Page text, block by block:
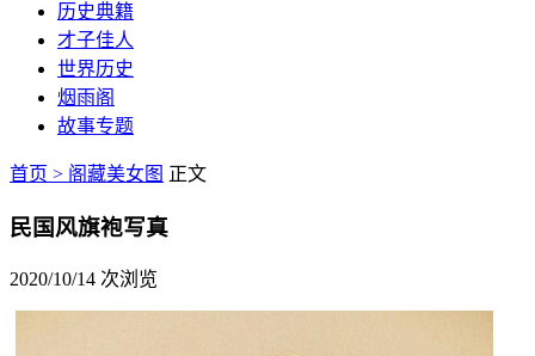
历史典籍
才子佳人
世界历史
烟雨阁
故事专题
首页 > 阁藏美女图 正文
民国风旗袍写真
2020/10/14 次浏览